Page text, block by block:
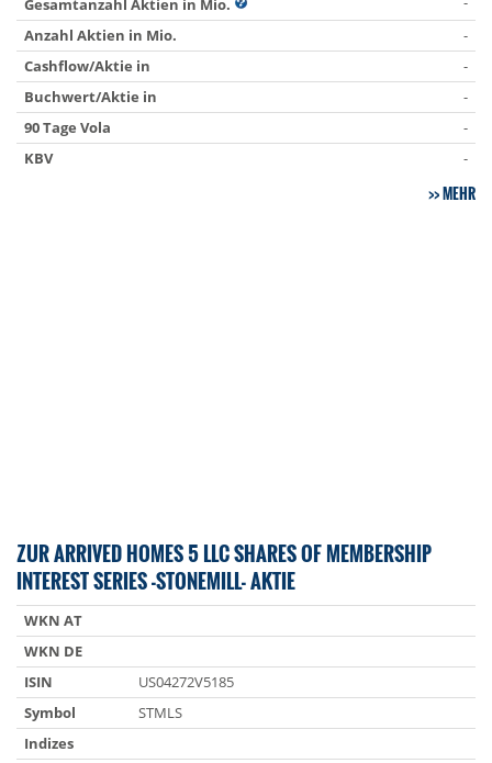
Gesamtanzahl Aktien in Mio.
Anzahl Aktien in Mio.
-
Cashflow/Aktie in
-
Buchwert/Aktie in
-
90 Tage Vola
-
KBV
-
MEHR
ZUR ARRIVED HOMES 5 LLC SHARES OF MEMBERSHIP
INTEREST SERIES -STONEMILL- AKTIE
WKN AT
WKN DE
ISIN
US04272V5185
Symbol
STMLS
Indizes